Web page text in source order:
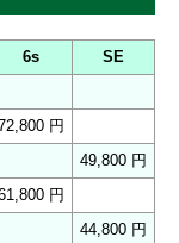
6s
SE
円
49,800 円
円
44,800 円